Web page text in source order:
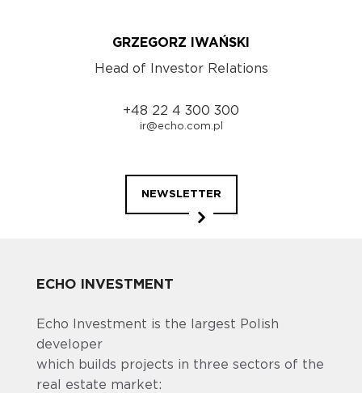
GRZEGORZ IWAŃSKI
Head of Investor Relations
+48 22 4 300 300
ir@echo.com.pl
NEWSLETTER
ECHO INVESTMENT
Echo Investment is the largest Polish
developer
which builds projects in three sectors of the
real estate market: